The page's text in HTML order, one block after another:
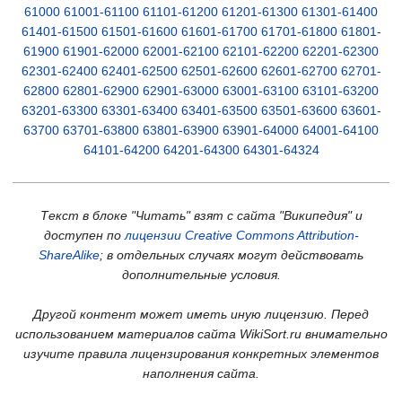
61000 61001-61100 61101-61200 61201-61300 61301-61400
61401-61500 61501-61600 61601-61700 61701-61800 61801-
61900 61901-62000 62001-62100 62101-62200 62201-62300
62301-62400 62401-62500 62501-62600 62601-62700 62701-
62800 62801-62900 62901-63000 63001-63100 63101-63200
63201-63300 63301-63400 63401-63500 63501-63600 63601-
63700 63701-63800 63801-63900 63901-64000 64001-64100
64101-64200 64201-64300 64301-64324
Текст в блоке "Читать" взят с сайта "Википедия" и
доступен по лицензии Creative Commons Attribution-
ShareAlike; в отдельных случаях могут действовать
дополнительные условия.
Другой контент может иметь иную лицензию. Перед
использованием материалов сайта WikiSort.ru внимательно
изучите правила лицензирования конкретных элементов
наполнения сайта.